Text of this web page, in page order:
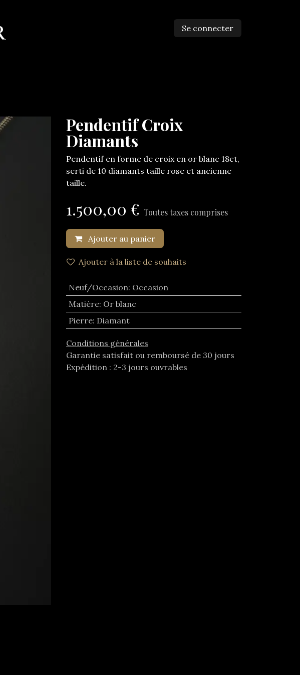
Se connecter
Pendentif Croix
Diamants
Pendentif en forme de croix en or blanc 18ct,
serti de 10 diamants taille rose et ancienne
taille.
1.500,00 € Toutes taxes comprises
Ajouter au panier
Ajouter à la liste de souhaits
Neuf/Occasion: Occasion
Matière: Or blanc
Pierre: Diamant
Conditions générales
Garantie satisfait ou remboursé de 30 jours
Expédition : 2-3 jours ouvrables